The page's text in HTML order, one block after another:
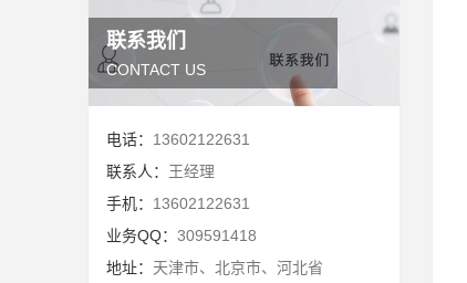
联系我们
CONTACT US
电话： 13602122631
联系人： 王经理
手机： 13602122631
业务QQ： 309591418
地址： 天津市、北京市、河北省